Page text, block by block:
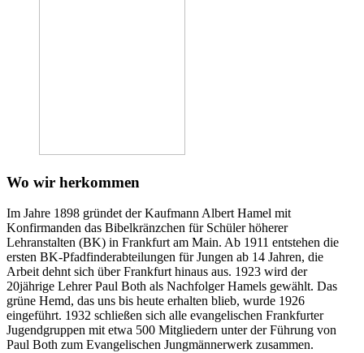
Wo wir herkommen
Im Jahre 1898 gründet der Kaufmann Albert Hamel mit
Konfirmanden das Bibelkränzchen für Schüler höherer
Lehranstalten (BK) in Frankfurt am Main. Ab 1911 entstehen die
ersten BK-Pfadfinderabteilungen für Jungen ab 14 Jahren, die
Arbeit dehnt sich über Frankfurt hinaus aus. 1923 wird der
20jährige Lehrer Paul Both als Nachfolger Hamels gewählt. Das
grüne Hemd, das uns bis heute erhalten blieb, wurde 1926
eingeführt. 1932 schließen sich alle evangelischen Frankfurter
Jugendgruppen mit etwa 500 Mitgliedern unter der Führung von
Paul Both zum Evangelischen Jungmännerwerk zusammen.